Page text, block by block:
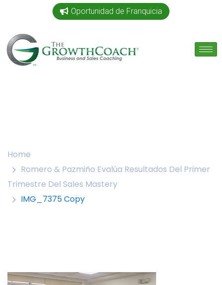
Oportunidad de Franquicia
Home
Romero & Pazmiño Evalúa Resultados Del Primer
Trimestre Del Sales Mastery
IMG_7375 Copy